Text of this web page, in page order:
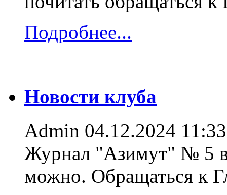
Подробнее...
Новости клуба
Admin 04.12.2024 11:33
Журнал "Азимут" № 5
можно. Обращаться к